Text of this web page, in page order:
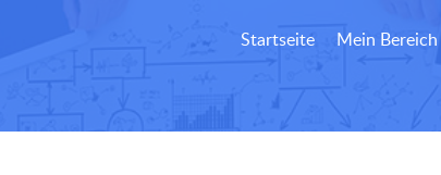
Startseite Mein Bereich